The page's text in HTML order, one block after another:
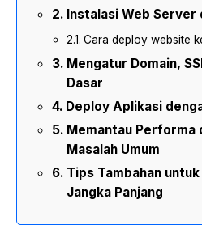
Instalasi Web Server
Cara deploy website
Mengatur Domain,
Dasar
Deploy Aplikasi
Memantau Performa
Masalah Umum
Tips Tambahan
Jangka Panjang